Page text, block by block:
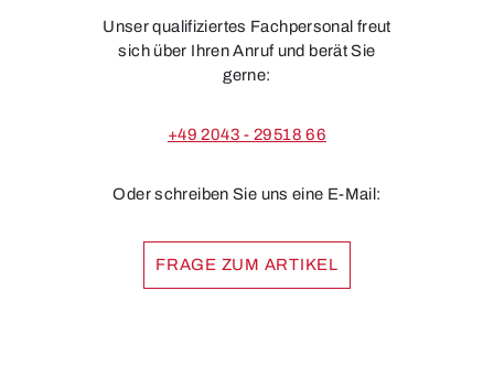
Unser qualifiziertes Fachpersonal freut
sich über Ihren Anruf und berät Sie
gerne:
+49 2043 - 29518 66
Oder schreiben Sie uns eine E-Mail:
FRAGE ZUM ARTIKEL